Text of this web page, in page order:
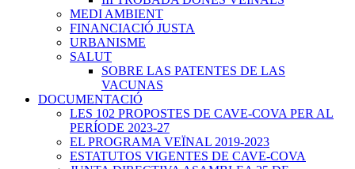
MEDI AMBIENT
FINANCIACIÓ JUSTA
URBANISME
SALUT
SOBRE LAS PATENTES DE LAS
VACUNAS
DOCUMENTACIÓ
LES 102 PROPOSTES DE CAVE-COVA PER AL
PERÍODE 2023-27
EL PROGRAMA VEÏNAL 2019-2023
ESTATUTOS VIGENTES DE CAVE-COVA